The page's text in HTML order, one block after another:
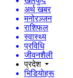
अर्थ खबर
मनोरञ्जन
राशिफल
स्वास्थ्य
प्रविधि
जीवनशैली
प्रदेश
भिडियोहरू